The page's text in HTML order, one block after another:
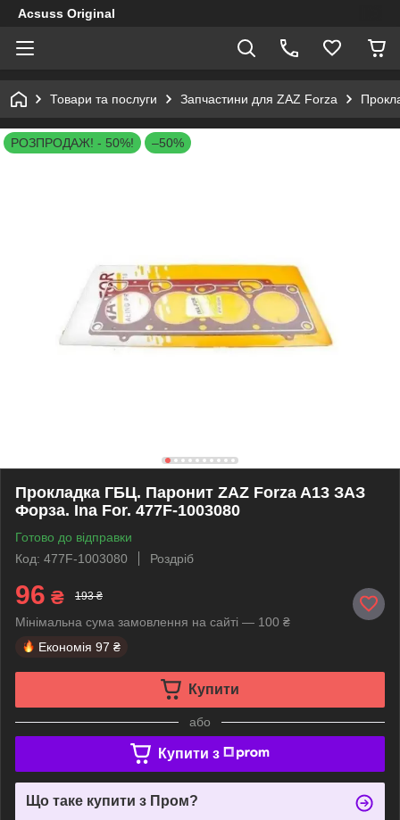
Acsuss Original
Товари та послуги Запчастини для ZAZ Forza
РОЗПРОДАЖ! - 50%! –50%
Прокладка ГБЦ. Паронит ZAZ Forza A13 ЗАЗ
Форза. Ina For. 477F-1003080
Готово до відправки
Код: 477F-1003080
Роздріб
96 ₴ 193 ₴
Мінімальна сума замовлення на сайті — 100 ₴
Економія 97 ₴
Купити
або
Купити з
Що таке купити з Пром?